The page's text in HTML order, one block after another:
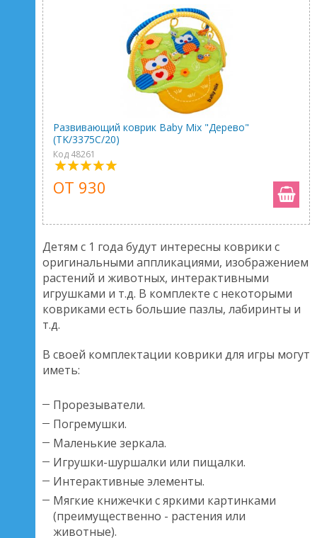
Развивающий коврик Baby Mix "Дерево"
(TK/3375C/20)
Код 48261
ОТ 930
Детям с 1 года будут интересны коврики с
оригинальными аппликациями, изображением
растений и животных, интерактивными
игрушками и т.д. В комплекте с некоторыми
ковриками есть большие пазлы, лабиринты и
т.д.
В своей комплектации коврики для игры могут
иметь:
Прорезыватели.
Погремушки.
Маленькие зеркала.
Игрушки-шуршалки или пищалки.
Интерактивные элементы.
Мягкие книжечки с яркими картинками
(преимущественно - растения или
животные).